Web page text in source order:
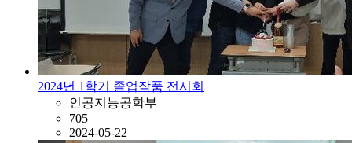
2024년 1학기 졸업작품 전시회
인공지능공학부
705
2024-05-22